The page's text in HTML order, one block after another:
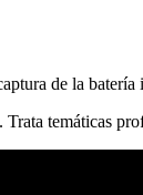
de la
temáticas